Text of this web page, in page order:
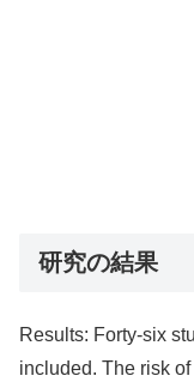
研究の結果
Results: Forty-six
included. The risk